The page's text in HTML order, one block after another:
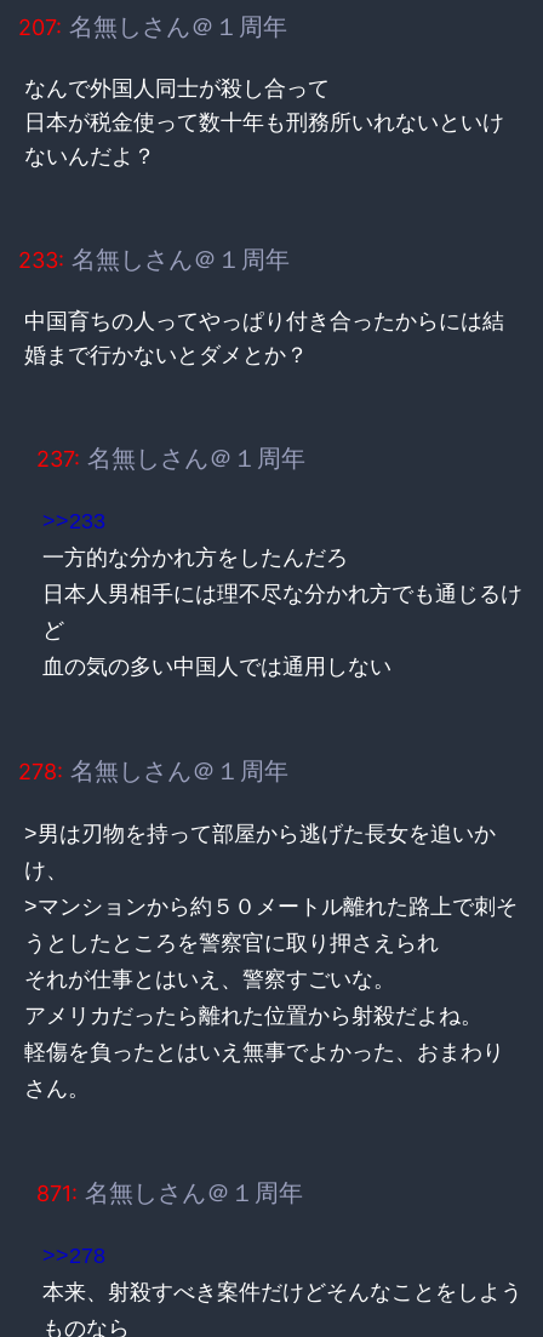
207: 名無しさん＠１周年
なんで外国人同士が殺し合って
日本が税金使って数十年も刑務所いれないといけ
ないんだよ？
233: 名無しさん＠１周年
中国育ちの人ってやっぱり付き合ったからには結
婚まで行かないとダメとか？
237: 名無しさん＠１周年
>>233
一方的な分かれ方をしたんだろ
日本人男相手には理不尽な分かれ方でも通じるけ
ど
血の気の多い中国人では通用しない
278: 名無しさん＠１周年
>男は刃物を持って部屋から逃げた長女を追いか
け、
>マンションから約５０メートル離れた路上で刺そ
うとしたところを警察官に取り押さえられ
それが仕事とはいえ、警察すごいな。
アメリカだったら離れた位置から射殺だよね。
軽傷を負ったとはいえ無事でよかった、おまわり
さん。
871: 名無しさん＠１周年
>>278
本来、射殺すべき案件だけどそんなことをしよう
ものなら